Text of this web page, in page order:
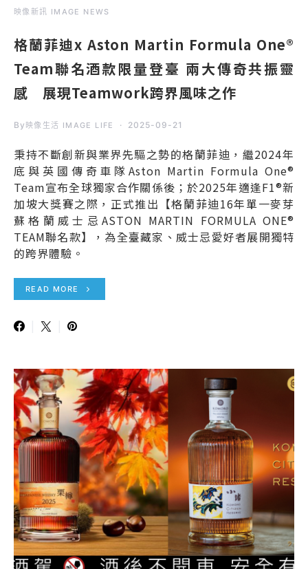
映像新訊 IMAGE NEWS
格蘭菲迪x Aston Martin Formula One®
Team聯名酒款限量登臺 兩大傳奇共振靈
感 展現Teamwork跨界風味之作
By 映像生活 IMAGE LIFE 2025-09-21
秉持不斷創新與業界先驅之勢的格蘭菲迪，繼2024年
底與英國傳奇車隊Aston Martin Formula One®
Team宣布全球獨家合作關係後；於2025年適逢F1®新
加坡大獎賽之際，正式推出【格蘭菲迪16年單一麥芽
蘇格蘭威士忌ASTON MARTIN FORMULA ONE®
TEAM聯名款】，為全臺藏家、威士忌愛好者展開獨特
的跨界體驗。
READ MORE